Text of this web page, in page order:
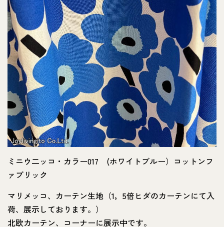
ミニウ二ッコ・カラー017 (ホワイトブルー）コットンフ
ァブリック
マリメッコ、カーテン生地（1，5倍ヒダのカーテンにて入
荷、展示しております。）
北欧カーテン、コーナーに展示中です。